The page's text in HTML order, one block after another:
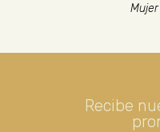
Recibe